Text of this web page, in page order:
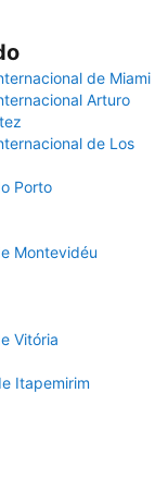
de Miami
Arturo
de Los
Porto
Montevidéu
Vitória
Itapemirim